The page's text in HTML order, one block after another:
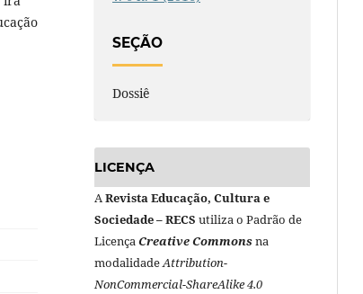
SEÇÃO
Dossiê
LICENÇA
ARevista Educação, Cultura e
Sociedade – RECS utiliza o Padrão de
LicençaCreative Commonsna
modalidadeAttribution-
NonCommercial-ShareAlike 4.0